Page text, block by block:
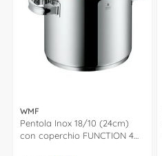
WMF
Pentola Inox 18/10 (24cm)
con coperchio FUNCTION 4